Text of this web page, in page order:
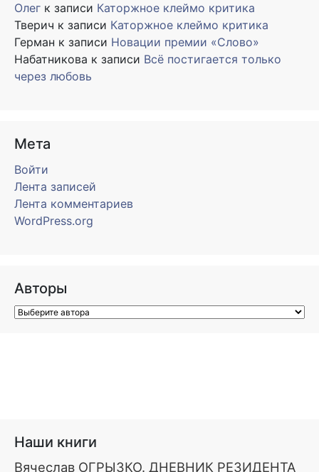
Олег к записи Каторжное клеймо критика
Тверич к записи Каторжное клеймо критика
Герман к записи Новации премии «Слово»
Набатникова к записи Всё постигается только
через любовь
Мета
Войти
Лента записей
Лента комментариев
WordPress.org
Авторы
Наши книги
Вячеслав ОГРЫЗКО. ДНЕВНИК РЕЗИДЕНТА